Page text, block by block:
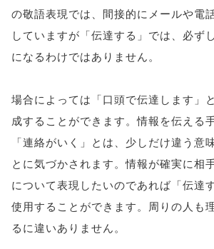
の敬語表現では、間接的にメールや電
していますが「伝達する」では、必ず
になるわけではありません。
場合によっては「口頭で伝達します」
成することができます。情報を伝える
「連絡がいく」とは、少しだけ違う意
とに気づかされます。情報が確実に相
について表現したいのであれば「伝達
使用することができます。周りの人も
るに違いありません。